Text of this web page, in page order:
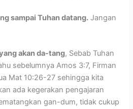
sampai Tuhan datang. Jangan
akan da-tang, Sebab Tuhan
sebelumnya Amos 3:7, Firman
Mat 10:26-27 sehingga kita
ada kegerakan pengajaran
gan-dum, tidak cukup